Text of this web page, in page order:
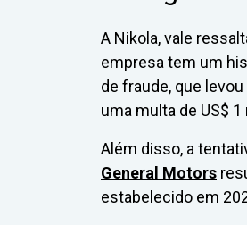
A Nikola, vale
empresa tem um
de fraude, que
uma multa de US$ 1
Além disso, a
General Motors
estabelecido em